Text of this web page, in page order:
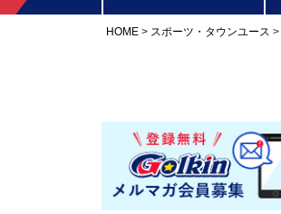
HOME スポーツ・タウンユース